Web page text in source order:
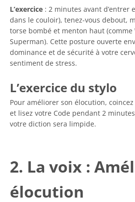
L’exercice : 2 minutes avant d’entrer
dans le couloir), tenez-vous debout,
torse bombé et menton haut (comme
Superman). Cette posture ouverte
dominance et de sécurité à votre
sentiment de stress.
L’exercice du stylo
Pour améliorer son élocution,
et lisez votre Code pendant 2
votre diction sera limpide.
2. La voix :
élocution